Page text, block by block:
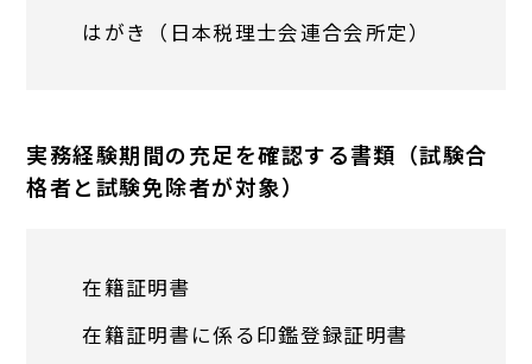
はがき（日本税理士会連合会所定）
実務経験期間の充足を確認する書類（試験合
格者と試験免除者が対象）
在籍証明書
在籍証明書に係る印鑑登録証明書